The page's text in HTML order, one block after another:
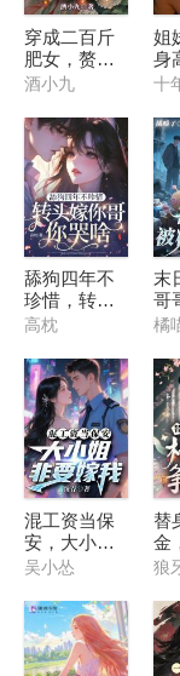
穿成二百斤
肥女，赘婿
首辅撕烂离
酒小九
姐
身
十
舔狗四年不
珍惜，转头
嫁你哥你哭
高枕
末
哥
宝
橘
混工资当保
安，大小姐
非要嫁我
吴小怂
替
金
争
狼